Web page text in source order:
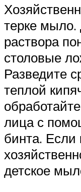
терке мыло.
раствора
столовые
Разведите
теплой
лица с
бинта. Если
детское